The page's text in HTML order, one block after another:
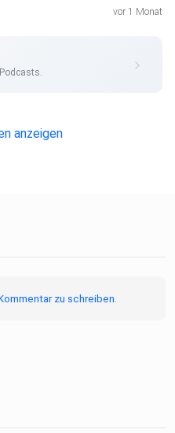
vor 1 Monat
anzeigen
zu schreiben.